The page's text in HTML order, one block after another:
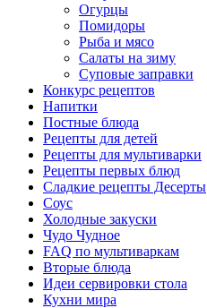
Огурцы
Помидоры
Рыба и мясо
Салаты на зиму
Суповые заправки
Конкурс рецептов
Напитки
Постные блюда
Рецепты для детей
Рецепты для мультиварки
Рецепты первых блюд
Сладкие рецепты Десерты
Соус
Холодные закуски
Чудо Чудное
FAQ по мультиваркам
Вторые блюда
Идеи сервировки стола
Кухни мира